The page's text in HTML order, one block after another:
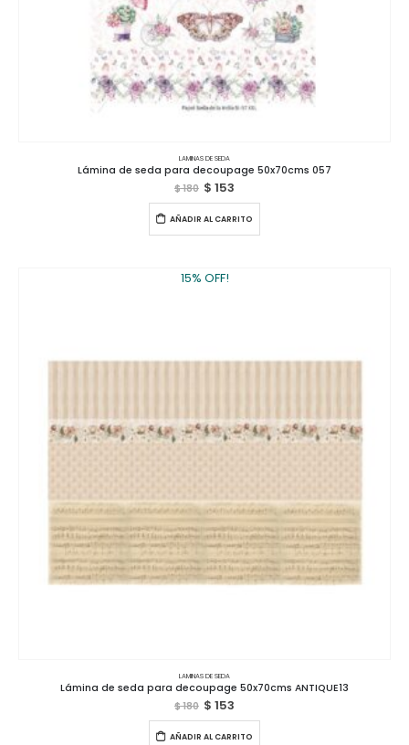
LAMINAS DE SEDA
Lámina de seda para decoupage 50x70cms 057
$180 $ 153
AÑADIR AL CARRITO
15% OFF!
LAMINAS DE SEDA
Lámina de seda para decoupage 50x70cms ANTIQUE13
$180 $ 153
AÑADIR AL CARRITO